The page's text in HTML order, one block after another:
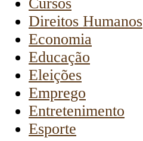
Direitos Humanos
Economia
Educação
Eleições
Emprego
Entretenimento
Esporte